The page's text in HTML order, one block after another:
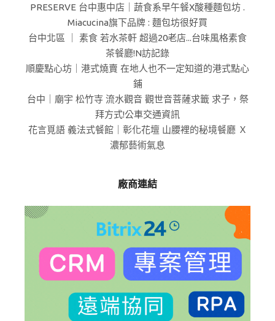
PRESERVE 台中惠中店｜蔬食系早午餐X酸種麵包坊 .
Miacucina旗下品牌 : 麵包坊很好買
台中北區 ｜ 素食 若水茶軒 超過20老店...台味風格素食
茶餐廳!N訪記錄
順慶點心坊｜港式燒賣 在地人也不一定知道的港式點心
鋪
台中｜廟宇 松竹寺 流水觀音 觀世音菩薩求籤 求子，祭
拜方式!公車交通資訊
花言覓語 義法式餐館｜彰化花壇 山腰裡的秘境餐廳 Ｘ
濃郁藝術氣息
廠商連結